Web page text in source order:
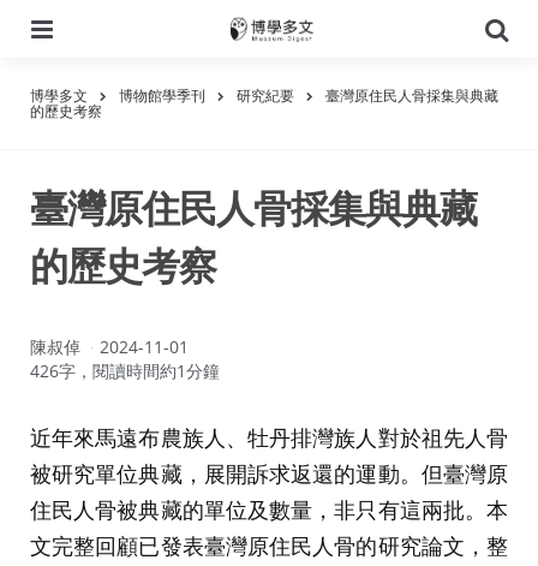
尋
博學多文 博物館學季刊 研究紀要 臺灣原住民人骨採集與典藏
的歷史考察
臺灣原住民人骨採集與典藏
的歷史考察
作
者：
陳叔倬
2024-11-01
426字，閱讀時間約1分鐘
近年來馬遠布農族人、牡丹排灣族人對於祖先人骨
被研究單位典藏，展開訴求返還的運動。但臺灣原
住民人骨被典藏的單位及數量，非只有這兩批。本
文完整回顧已發表臺灣原住民人骨的研究論文，整